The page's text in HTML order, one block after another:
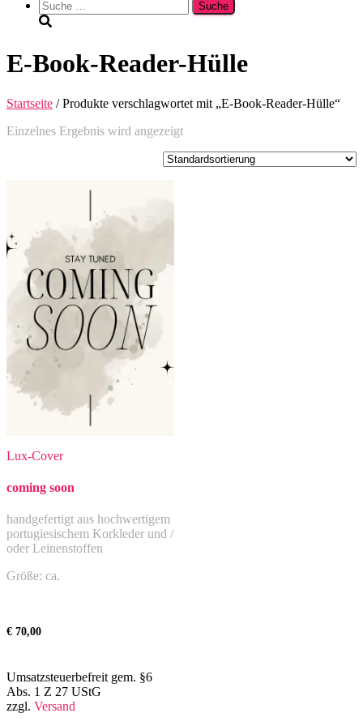
Suche
nach:
E-Book-Reader-Hülle
Startseite / Produkte verschlagwortet mit „E-Book-Reader-Hülle“
Einzelnes Ergebnis wird angezeigt
Lux-Cover
coming soon
handgefertigt aus hochwertigem
portugiesischem Korkleder und /
oder Leinenstoffen
Größe: ca.
€ 70,00
Umsatzsteuerbefreit gem. §6
Abs. 1 Z 27 UStG
zzgl. Versand